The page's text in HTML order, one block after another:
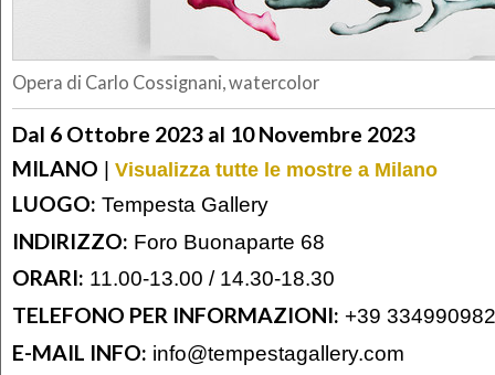
Opera di Carlo Cossignani, watercolor
Dal 6 Ottobre 2023 al 10 Novembre 2023
MILANO | Visualizza tutte le mostre a Milano
LUOGO: Tempesta Gallery
INDIRIZZO: Foro Buonaparte 68
ORARI: 11.00-13.00 / 14.30-18.30
TELEFONO PER INFORMAZIONI: +39
E-MAIL INFO: info@tempestagallery.com